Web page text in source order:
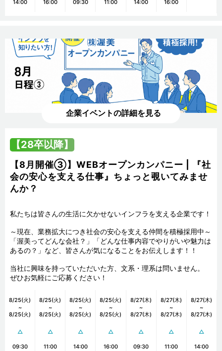
14:00 16:00 09:30 11:00 14:00 16:00
企業イベントの詳細を見る
【28卒以降】
【8月開催③】WEBオープンカンパニー | 『社
会の安心を支える仕事』ちょっと覗いてみませ
んか？
私たちは皆さんの生活に欠かせないインフラを支える企業です！
～現在、業務拡大につき社会の安心を支える仲間を積極採用中～
「渥美ってどんな会社？」「どんな仕事内容でやりがいや魅力は
あるの？」など、皆さんが気になることをお伝えします！！
当社に興味を持っていただいた方、文系・理系は問いません。
ぜひお気軽にご応募ください！
8/25(火)
~
8/25(火)
△
09:30
8/25(火)
~
8/25(火)
△
11:00
8/25(火)
~
8/25(火)
△
14:00
8/25(火)
~
8/25(火)
△
16:00
8/27(木)
~
8/27(木)
△
09:30
8/27(木)
~
8/27(木)
△
11:00
8/27(木)
~
8/27(木)
△
14:00